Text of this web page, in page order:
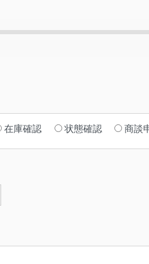
在庫確認 状態確認 商談